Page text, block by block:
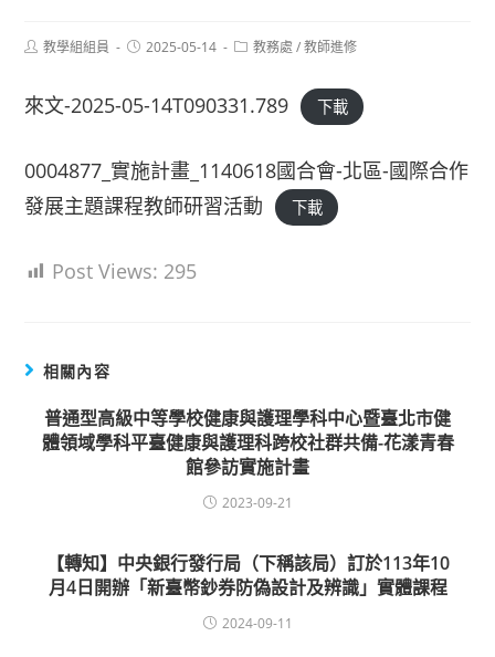
Post教學組組員
Post2025-05-14
Post教務處 / 教師進修
來文-2025-05-14T090331.789 下載
0004877_實施計畫_1140618國合會-北區-國際合作
發展主題課程教師研習活動
下載
Post Views: 295
相關內容
普通型高級中等學校健康與護理學科中心暨臺北市健
體領域學科平臺健康與護理科跨校社群共備-花漾青春
館參訪實施計畫
2023-09-21
【轉知】中央銀行發行局（下稱該局）訂於113年10
月4日開辦「新臺幣鈔券防偽設計及辨識」實體課程
2024-09-11